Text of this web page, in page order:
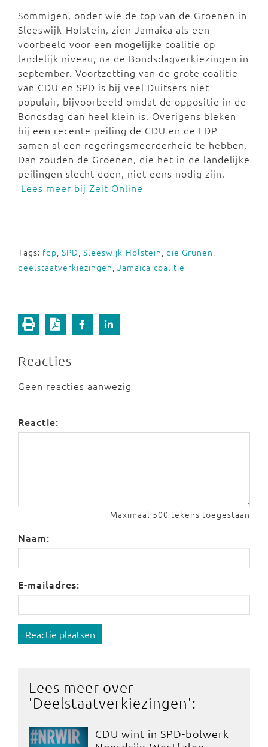
Sommigen, onder wie de top van de Groenen in
Sleeswijk-Holstein, zien Jamaica als een
voorbeeld voor een mogelijke coalitie op
landelijk niveau, na de Bondsdagverkiezingen in
september. Voortzetting van de grote coalitie
van CDU en SPD is bij veel Duitsers niet
populair, bijvoorbeeld omdat de oppositie in de
Bondsdag dan heel klein is. Overigens bleken
bij een recente peiling de CDU en de FDP
samen al een regeringsmeerderheid te hebben.
Dan zouden de Groenen, die het in de landelijke
peilingen slecht doen, niet eens nodig zijn.
Lees meer bij Zeit Online
Tags: fdp, SPD, Sleeswijk-Holstein, die Grünen,
deelstaatverkiezingen, Jamaica-coalitie
Reacties
Geen reacties aanwezig
Reactie:
Maximaal 500 tekens toegestaan
Naam:
E-mailadres:
Reactie plaatsen
Lees meer over
'Deelstaatverkiezingen':
CDU wint in SPD-bolwerk